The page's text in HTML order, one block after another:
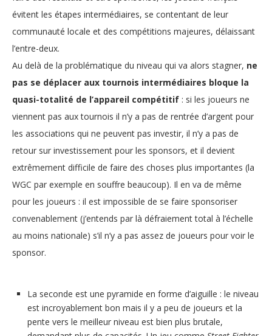
évitent les étapes intermédiaires, se contentant de leur
communauté locale et des compétitions majeures, délaissant
l’entre-deux.
Au delà de la problématique du niveau qui va alors stagner, ne
pas se déplacer aux tournois intermédiaires bloque la
quasi-totalité de l’appareil compétitif : si les joueurs ne
viennent pas aux tournois il n’y a pas de rentrée d’argent pour
les associations qui ne peuvent pas investir, il n’y a pas de
retour sur investissement pour les sponsors, et il devient
extrêmement difficile de faire des choses plus importantes (la
WGC par exemple en souffre beaucoup). Il en va de même
pour les joueurs : il est impossible de se faire sponsoriser
convenablement (j’entends par là défraiement total à l’échelle
au moins nationale) s’il n’y a pas assez de joueurs pour voir le
sponsor.
La seconde est une pyramide en forme d’aiguille : le niveau
est incroyablement bon mais il y a peu de joueurs et la
pente vers le meilleur niveau est bien plus brutale,